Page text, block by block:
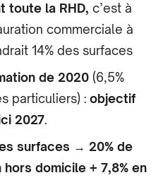
toute la RHD, c’est à
commerciale à
14% des surfaces
de 2020 (6,5%
particuliers) : objectif
2027.
surfaces → 20% de
domicile + 7,8% en